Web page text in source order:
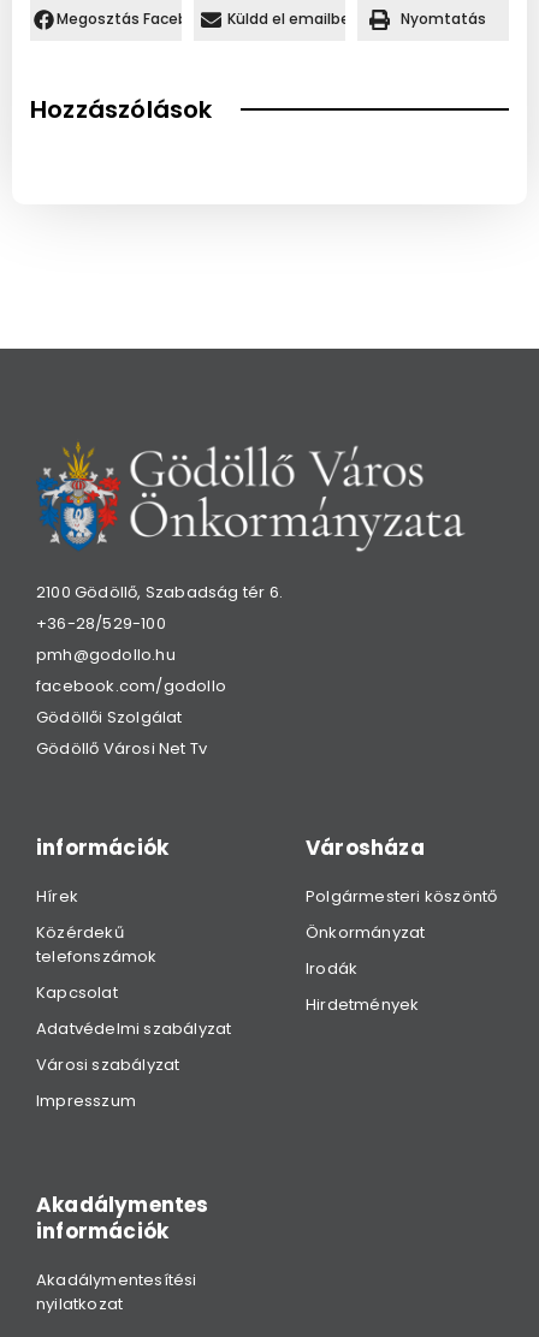
Megosztás Facebookon.Küldd el emailben Nyomtatás
Hozzászólások
2100 Gödöllő, Szabadság tér 6.
+36-28/529-100
pmh@godollo.hu
facebook.com/godollo
Gödöllői Szolgálat
Gödöllő Városi Net Tv
információk
Hírek
Közérdekű
telefonszámok
Kapcsolat
Adatvédelmi szabályzat
Városi szabályzat
Impresszum
Városháza
Polgármesteri köszöntő
Önkormányzat
Irodák
Hirdetmények
Akadálymentes
információk
Akadálymentesítési
nyilatkozat